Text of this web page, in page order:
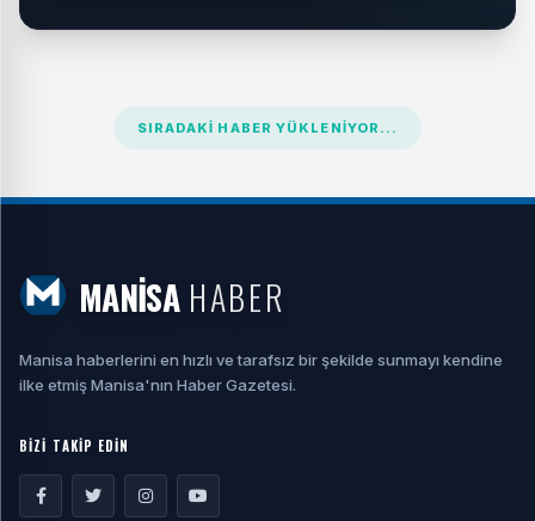
SIRADAKI HABER YÜKLENIYOR...
MANİSA HABER
Manisa haberlerini en hızlı ve tarafsız bir şekilde sunmayı kendine
ilke etmiş Manisa'nın Haber Gazetesi.
BİZİ TAKİP EDİN